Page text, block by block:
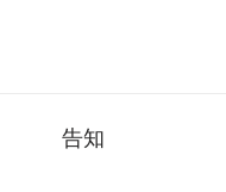
告知